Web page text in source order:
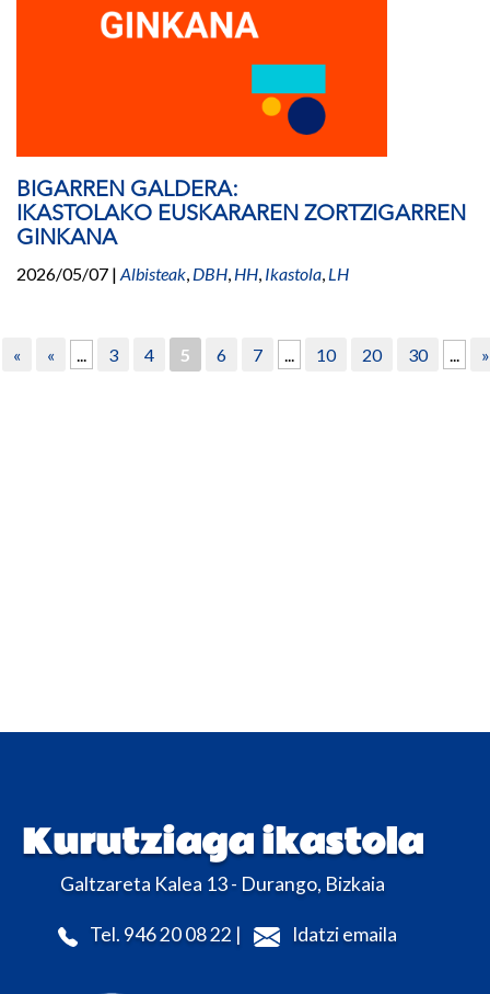
BIGARREN GALDERA:
IKASTOLAKO EUSKARAREN ZORTZIGARREN
GINKANA
2026/05/07 | Albisteak, DBH, HH, Ikastola, LH
« « ... 3 4 5 6 7 ... 10 20 30 ... »
Kurutziaga ikastola
Galtzareta Kalea 13 - Durango, Bizkaia
Tel. 946 20 08 22 | Idatzi emaila